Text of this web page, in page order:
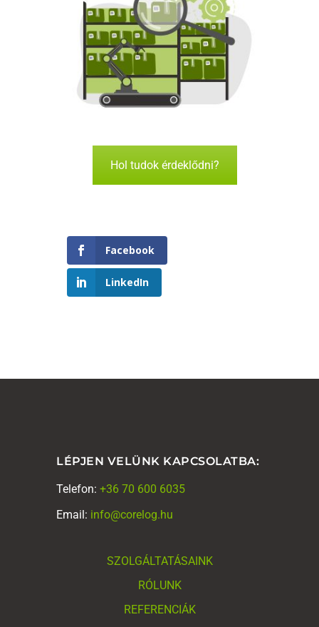
Hol tudok érdeklődni?
Facebook
LinkedIn
LÉPJEN VELÜNK KAPCSOLATBA:
Telefon: +36 70 600 6035
Email: info@corelog.hu
SZOLGÁLTATÁSAINK
RÓLUNK
REFERENCIÁK